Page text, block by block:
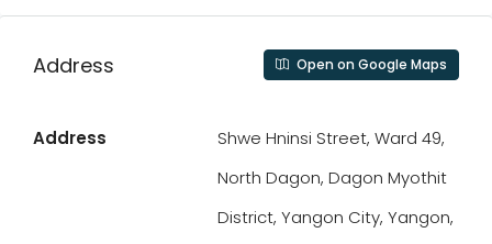
Address Open on Google Maps
Address
Shwe Hninsi Street, Ward 49,
North Dagon, Dagon Myothit
District, Yangon City, Yangon,